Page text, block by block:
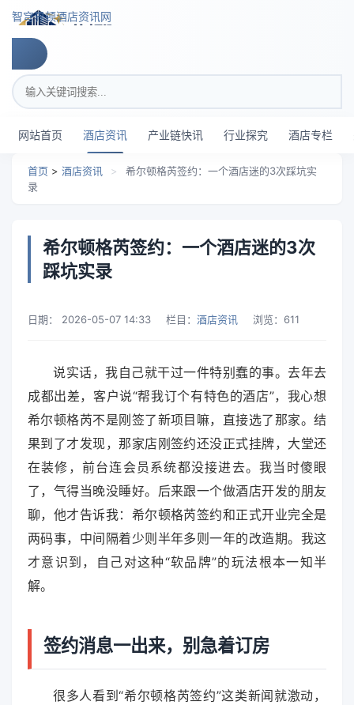
跳转到主要内容
智穹界顿酒店资讯网
搜索关键词
网站首页 酒店资讯 产业链快讯 行业探究 酒店专栏
首页 > 酒店资讯 >
希尔顿格芮签约：一个酒店迷的3次踩坑实
录
希尔顿格芮签约：一个酒店迷的3次
踩坑实录
日期： 2026-05-07 14:33 栏目： 酒店资讯 浏览： 611
说实话，我自己就干过一件特别蠢的事。去年去
成都出差，客户说“帮我订个有特色的酒店”，我心想
希尔顿格芮不是刚签了新项目嘛，直接选了那家。结
果到了才发现，那家店刚签约还没正式挂牌，大堂还
在装修，前台连会员系统都没接进去。我当时傻眼
了，气得当晚没睡好。后来跟一个做酒店开发的朋友
聊，他才告诉我：希尔顿格芮签约和正式开业完全是
两码事，中间隔着少则半年多则一年的改造期。我这
才意识到，自己对这种“软品牌”的玩法根本一知半
解。
签约消息一出来，别急着订房
很多人看到“希尔顿格芮签约”这类新闻就激动，